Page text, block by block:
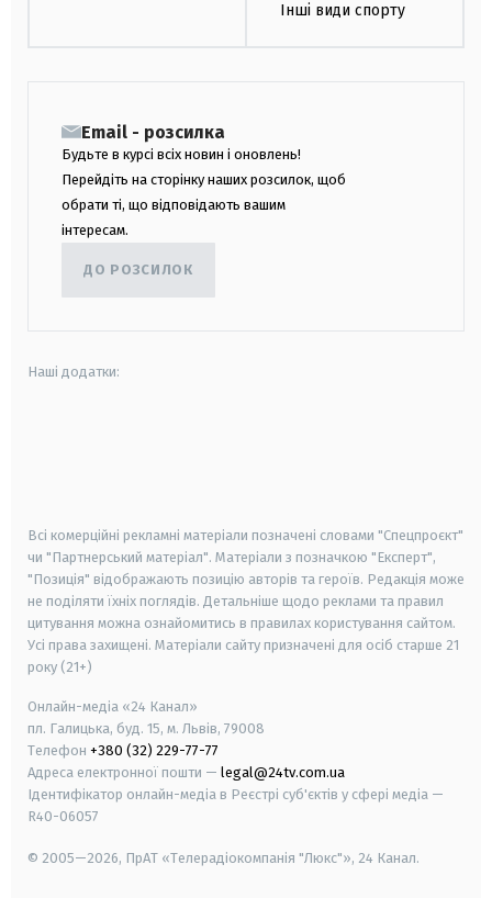
Інші види спорту
Email - розсилка
Будьте в курсі всіх новин і оновлень!
Перейдіть на сторінку наших розсилок, щоб
обрати ті, що відповідають вашим
інтересам.
ДО РОЗСИЛОК
Наші додатки:
Всі комерційні рекламні матеріали позначені словами "Спецпроєкт"
чи "Партнерський матеріал". Матеріали з позначкою "Експерт",
"Позиція" відображають позицію авторів та героїв. Редакція може
не поділяти їхніх поглядів. Детальніше щодо реклами та правил
цитування можна ознайомитись в правилах користування сайтом.
Усі права захищені. Матеріали сайту призначені для осіб старше 21
року (21+)
Онлайн-медіа «24 Канал»
пл. Галицька, буд. 15, м. Львів, 79008
Телефон +380 (32) 229-77-77
Адреса електронної пошти — legal@24tv.com.ua
Ідентифікатор онлайн-медіа в Реєстрі суб'єктів у сфері медіа —
R40-06057
© 2005—2026, ПрАТ «Телерадіокомпанія "Люкс"», 24 Канал.